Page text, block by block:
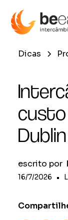
Dicas
custo
escrito por
16/7/2026 •